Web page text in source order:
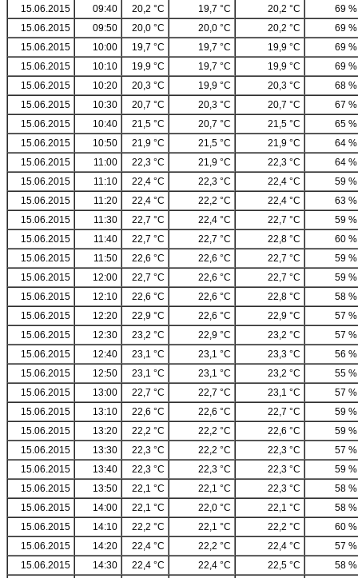
15.06.2015
09:40 20,2 °C 19,7 °C 20,2 °C
69 %
15.06.2015
09:50 20,0 °C 20,0 °C 20,2 °C
69 %
15.06.2015
10:00 19,7 °C 19,7 °C 19,9 °C
69 %
15.06.2015
10:10 19,9 °C 19,7 °C 19,9 °C
69 %
15.06.2015
10:20 20,3 °C 19,9 °C 20,3 °C
68 %
15.06.2015
10:30 20,7 °C 20,3 °C 20,7 °C
67 %
15.06.2015
10:40 21,5 °C 20,7 °C 21,5 °C
65 %
15.06.2015
10:50 21,9 °C 21,5 °C 21,9 °C
64 %
15.06.2015
11:00 22,3 °C 21,9 °C 22,3 °C
64 %
15.06.2015
11:10 22,4 °C 22,3 °C 22,4 °C
59 %
15.06.2015
11:20 22,4 °C 22,2 °C 22,4 °C
63 %
15.06.2015
11:30 22,7 °C 22,4 °C 22,7 °C
59 %
15.06.2015
11:40 22,7 °C 22,7 °C 22,8 °C
60 %
15.06.2015
11:50 22,6 °C 22,6 °C 22,7 °C
59 %
15.06.2015
12:00 22,7 °C 22,6 °C 22,7 °C
59 %
15.06.2015
12:10 22,6 °C 22,6 °C 22,8 °C
58 %
15.06.2015
12:20 22,9 °C 22,6 °C 22,9 °C
57 %
15.06.2015
12:30 23,2 °C 22,9 °C 23,2 °C
57 %
15.06.2015
12:40 23,1 °C 23,1 °C 23,3 °C
56 %
15.06.2015
12:50 23,1 °C 23,1 °C 23,2 °C
55 %
15.06.2015
13:00 22,7 °C 22,7 °C 23,1 °C
57 %
15.06.2015
13:10 22,6 °C 22,6 °C 22,7 °C
59 %
15.06.2015
13:20 22,2 °C 22,2 °C 22,6 °C
59 %
15.06.2015
13:30 22,3 °C 22,2 °C 22,3 °C
57 %
15.06.2015
13:40 22,3 °C 22,3 °C 22,3 °C
59 %
15.06.2015
13:50 22,1 °C 22,1 °C 22,3 °C
58 %
15.06.2015
14:00 22,1 °C 22,0 °C 22,1 °C
58 %
15.06.2015
14:10 22,2 °C 22,1 °C 22,2 °C
60 %
15.06.2015
14:20 22,4 °C 22,2 °C 22,4 °C
57 %
15.06.2015
14:30 22,4 °C 22,4 °C 22,5 °C
58 %